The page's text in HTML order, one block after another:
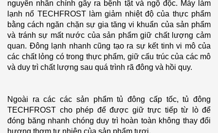
nguyên nhân chính gây ra bệnh tật và ngộ độc. Máy làm
lạnh nổ TECHFROST làm giảm nhiệt độ của thực phẩm
bằng cách ngăn chặn sự gia tăng vi khuẩn của sản phẩm
và tránh sự mất nước của sản phẩm giữ chất lượng cảm
quan. Đông lạnh nhanh cũng tạo ra sự kết tinh vi mô của
các chất lỏng có trong thực phẩm, giữ cấu trúc của các mô
và duy trì chất lượng sau quá trình rã đông và hồi quy.
Ngoài ra các các sản phẩm tủ đông cấp tốc, tủ đông
TECHFROST cho phép để được giữ trực tiếp từ lò để
đóng băng nhanh chóng duy trì hoàn toàn không thay đổi
hương thơm tự nhiên của sản phẩm tươi.